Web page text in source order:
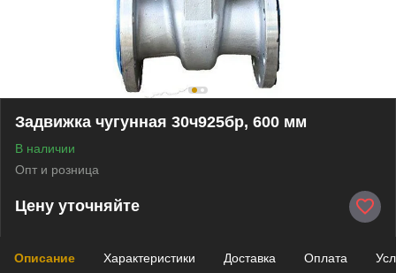
Задвижка чугунная 30ч925бр, 600 мм
В наличии
Опт и розница
Цену уточняйте
Описание Характеристики Доставка Оплата